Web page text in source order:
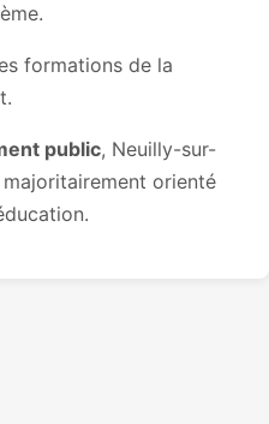
formations de la
public, Neuilly-sur-
orienté